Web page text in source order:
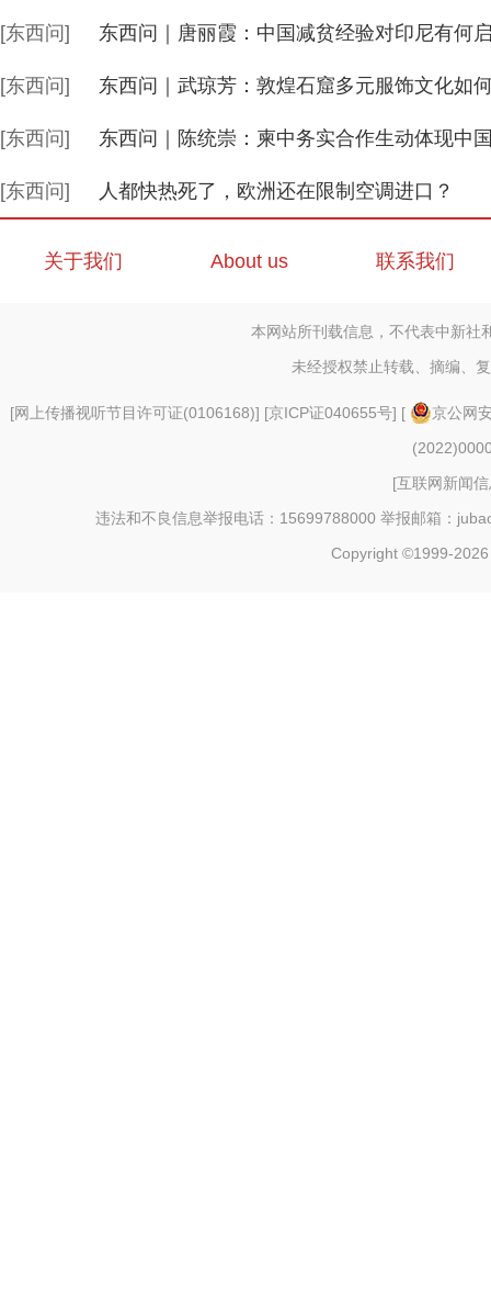
[东西问] 东西问｜唐丽霞：中国减贫经验对印尼有何
[东西问] 东西问｜武琼芳：敦煌石窟多元服饰文化如
[东西问] 东西问｜陈统崇：柬中务实合作生动体现中
[东西问] 人都快热死了，欧洲还在限制空调进口？
关于我们 About us 联系我们
本网站所刊载信息，不代表中新社
未经授权禁止转载、摘编、
[网上传播视听节目许可证(0106168)] [京ICP证040655号] [
京公网
[互联网新闻
违法和不良信息举报电话：15699788000 举报邮箱：
Copyright ©1999-